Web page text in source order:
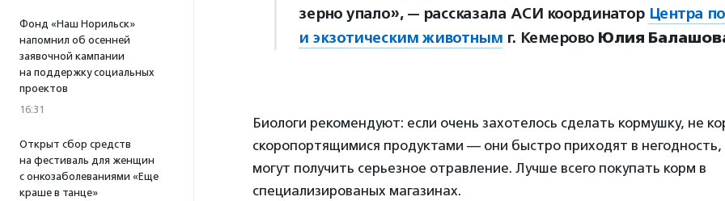
Фонд «Наш Норильск»
напомнил об осенней
заявочной кампании
на поддержку социальных
проектов
16:31
Открыт сбор средств
на фестиваль для женщин
с онкозаболеваниями «Еще
краше в танце»
зерно упало», — рассказала АСИ координатор Центра
и экзотическим животным г. Кемерово Юлия
Биологи рекомендуют: если очень захотелось сделать кормушку, не
скоропортящимися продуктами — они быстро приходят в негодность,
могут получить серьезное отравление. Лучше всего покупать корм в
специализированых магазинах.